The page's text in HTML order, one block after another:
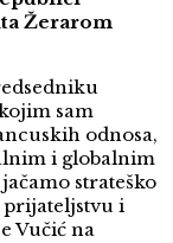
Žerarom
sam
odnosa,
i globalnim
strateško
prijateljstvu i
Vučić na